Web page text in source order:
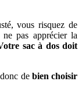
vous risquez de
pas apprécier la
sac à dos doit
de bien choisir